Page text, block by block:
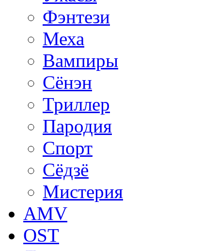
Фэнтези
Меха
Вампиры
Сёнэн
Триллер
Пародия
Спорт
Сёдзё
Мистерия
AMV
OST